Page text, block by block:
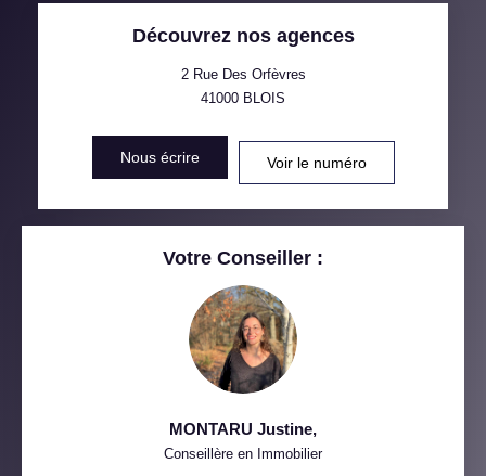
PART DES MÉNAGES SANS
VOITURE
ECOLES ET CRÈCHES
Découvrez nos agences
2 Rue Des Orfèvres
41000 BLOIS
Nous écrire Voir le numéro
Votre Conseiller :
MONTARU Justine,
Conseillère en Immobilier